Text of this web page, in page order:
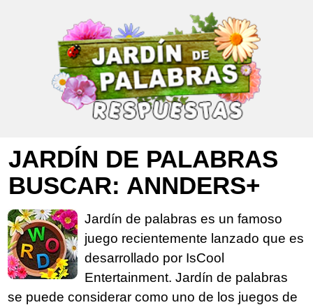
JARDÍN DE PALABRAS
BUSCAR: ANNDERS+
Jardín de palabras es un famoso
juego recientemente lanzado que es
desarrollado por IsCool
Entertainment. Jardín de palabras
se puede considerar como uno de los juegos de